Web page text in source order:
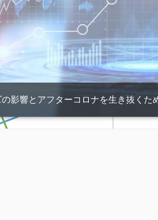
影響とアフターコロナを生き抜くた